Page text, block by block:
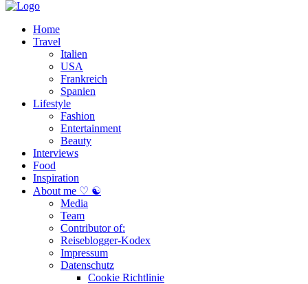
Home
Travel
Italien
USA
Frankreich
Spanien
Lifestyle
Fashion
Entertainment
Beauty
Interviews
Food
Inspiration
About me ♡ ☯
Media
Team
Contributor of:
Reiseblogger-Kodex
Impressum
Datenschutz
Cookie Richtlinie